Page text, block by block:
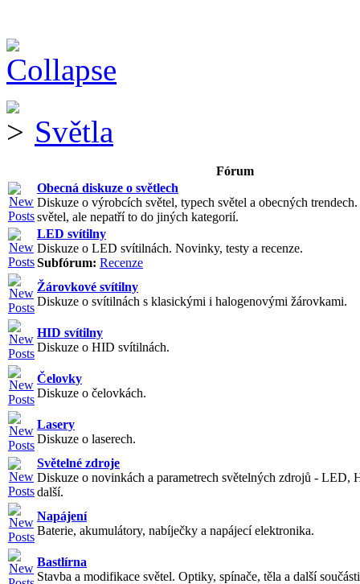
Světla
Fórum
Obecná diskuze o světlech
Diskuze o výrobcích světel, typech světel a obecných
světel, ale nepatří to do jiných kategorií.
LED svítilny
Diskuze o LED svítilnách. Novinky, testy a recenze.
Subfórum: Recenze
Žárovkové svítilny
Diskuze o svítilnách s klasickými i halogenovými žárovkami.
HID svítilny
Diskuze o HID svítilnách.
Čelovky
Diskuze o čelovkách.
Lasery
Diskuze o laserech.
Světelné zdroje
Diskuze o novinkách a parametrech světelných zdrojů - LED,
další.
Napájení
Baterie, akumulátory, nabíječky a napájecí elektronika.
Bastlírna
Stavba a modifikace světel. Optiky, spínače, těla a další